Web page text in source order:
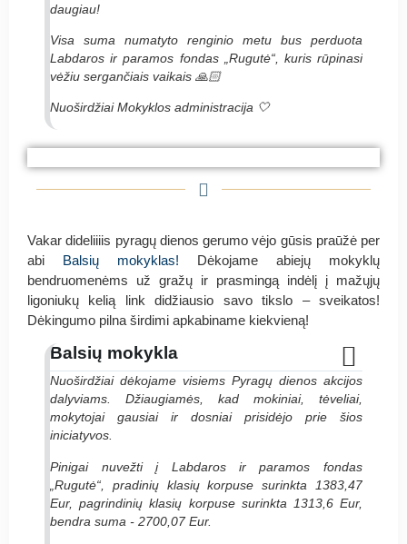
daugiau!
Visa suma numatyto renginio metu bus perduota
Labdaros ir paramos fondas „Rugutė“, kuris rūpinasi
vėžiu sergančiais vaikais 🙏🏻
Nuoširdžiai Mokyklos administracija 🤍
#PyragasRugutei Kauno „Varpelio“ pradinė
mokykla
#PyragasRugutei Kauno „Varpelio“ pradinė
mokykla
#PyragasRugutei Kauno „Varpelio“ pradinė
mokykla
#PyragasRugutei Kauno „Varpelio“ pradinė
mokykla
Vakar dideliiiis pyragų dienos gerumo vėjo gūsis praūžė per
abi Balsių mokyklas! Dėkojame abiejų mokyklų
bendruomenėms už gražų ir prasmingą indėlį į mažųjų
ligoniukų kelią link didžiausio savo tikslo – sveikatos!
Dėkingumo pilna širdimi apkabiname kiekvieną!
Balsių mokykla
Nuoširdžiai dėkojame visiems Pyragų dienos akcijos
dalyviams. Džiaugiamės, kad mokiniai, tėveliai,
mokytojai gausiai ir dosniai prisidėjo prie šios
iniciatyvos.
Pinigai nuvežti į Labdaros ir paramos fondas
„Rugutė“, pradinių klasių korpuse surinkta 1383,47
Eur, pagrindinių klasių korpuse surinkta 1313,6 Eur,
bendra suma - 2700,07 Eur.